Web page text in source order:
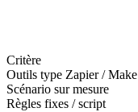
Critère
Outils type Zapier / Make
Scénario sur mesure
Règles fixes / script